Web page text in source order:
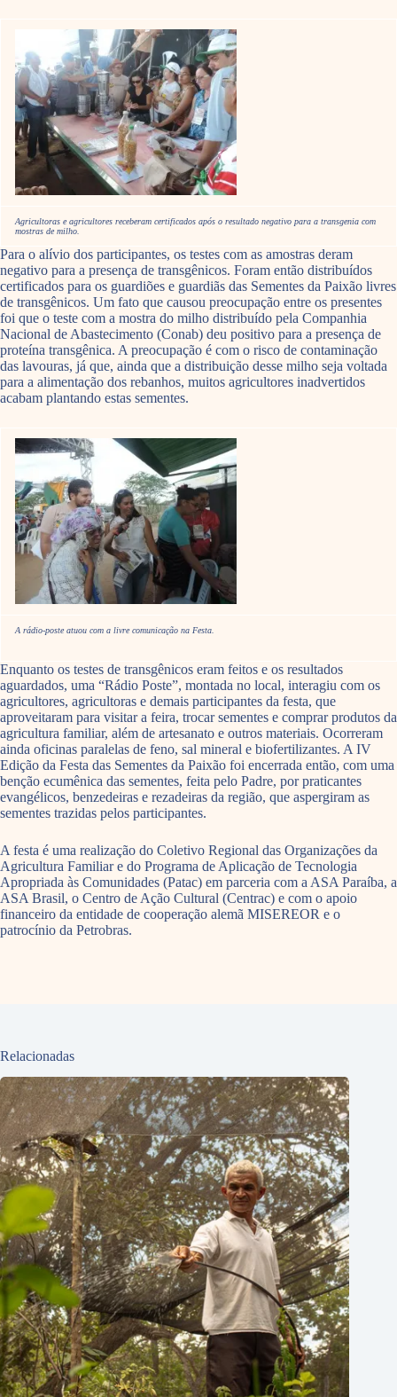
Agricultoras e agricultores receberam certificados após o resultado negativo para a transgenia com
mostras de milho.
Para o alívio dos participantes, os testes com as amostras deram
negativo para a presença de transgênicos. Foram então distribuídos
certificados para os guardiões e guardiãs das Sementes da Paixão livres
de transgênicos. Um fato que causou preocupação entre os presentes
foi que o teste com a mostra do milho distribuído pela Companhia
Nacional de Abastecimento (Conab) deu positivo para a presença de
proteína transgênica. A preocupação é com o risco de contaminação
das lavouras, já que, ainda que a distribuição desse milho seja voltada
para a alimentação dos rebanhos, muitos agricultores inadvertidos
acabam plantando estas sementes.
A rádio-poste atuou com a livre comunicação na Festa.
Enquanto os testes de transgênicos eram feitos e os resultados
aguardados, uma “Rádio Poste”, montada no local, interagiu com os
agricultores, agricultoras e demais participantes da festa, que
aproveitaram para visitar a feira, trocar sementes e comprar produtos da
agricultura familiar, além de artesanato e outros materiais. Ocorreram
ainda oficinas paralelas de feno, sal mineral e biofertilizantes. A IV
Edição da Festa das Sementes da Paixão foi encerrada então, com uma
benção ecumênica das sementes, feita pelo Padre, por praticantes
evangélicos, benzedeiras e rezadeiras da região, que aspergiram as
sementes trazidas pelos participantes.
A festa é uma realização do Coletivo Regional das Organizações da
Agricultura Familiar e do Programa de Aplicação de Tecnologia
Apropriada às Comunidades (Patac) em parceria com a ASA Paraíba, a
ASA Brasil, o Centro de Ação Cultural (Centrac) e com o apoio
financeiro da entidade de cooperação alemã MISEREOR e o
patrocínio da Petrobras.
Relacionadas